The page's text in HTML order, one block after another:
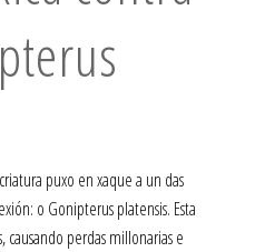
puxo en xaque a un das
o Gonipterus platensis. Esta
causando perdas millonarias e